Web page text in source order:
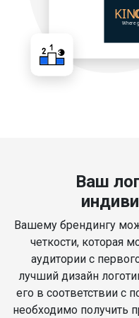
Ваш
Вашему брендингу
четкости, которая
аудитории с
лучший дизайн
его в соответствии с
необходимо получить